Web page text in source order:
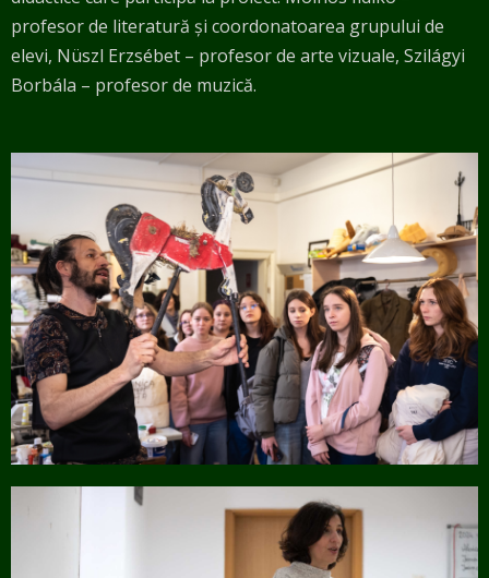
profesor de literatură și coordonatoarea grupului de
elevi, Nüszl Erzsébet – profesor de arte vizuale, Szilágyi
Borbála – profesor de muzică.